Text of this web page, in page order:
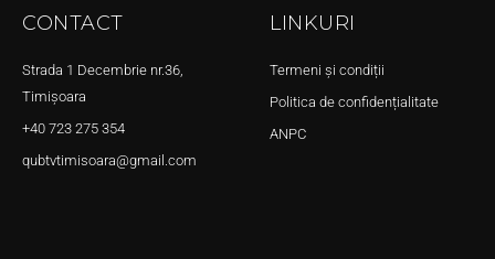
CONTACT
Strada 1 Decembrie nr.36,
Timișoara
+40 723 275 354
qubtvtimisoara@gmail.com
LINKURI
Termeni și condiții
Politica de confidențialitate
ANPC